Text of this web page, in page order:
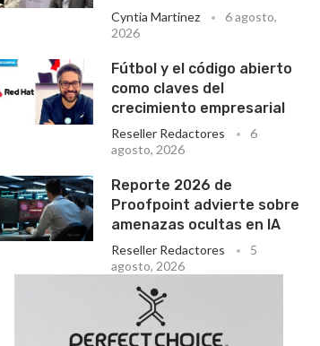
Cyntia Martinez
6 agosto,
2026
Fútbol y el código abierto
como claves del
crecimiento empresarial
Reseller Redactores
6
agosto, 2026
Reporte 2026 de
Proofpoint advierte sobre
amenazas ocultas en IA
Reseller Redactores
5
agosto, 2026